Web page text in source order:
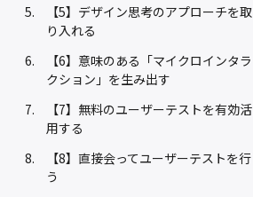
【5】デザイン思考のアプローチを取
り入れる
【6】意味のある「マイクロインタラ
クション」を生み出す
【7】無料のユーザーテストを有効活
用する
【8】直接会ってユーザーテストを行
う